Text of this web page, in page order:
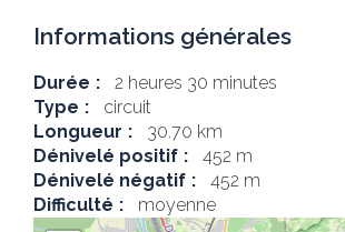
Informations générales
Durée
2 heures 30 minutes
Type
circuit
Longueur
30.70 km
Dénivelé positif
452 m
Dénivelé négatif
452 m
Difficulté
moyenne